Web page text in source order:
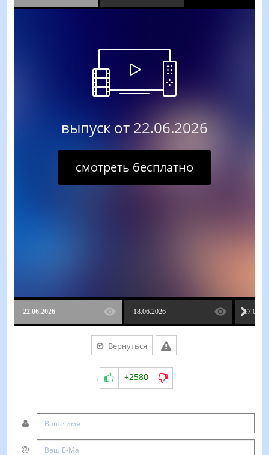
выпуск от 22.06.2026
смотреть бесплатно
22.06.2026 18.06.2026
Вернуться
+2580